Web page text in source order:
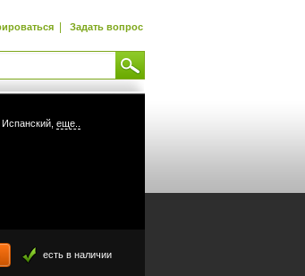
| Задать вопрос
Испанский, еще..
есть в наличии